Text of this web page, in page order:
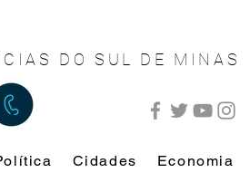
DO SUL DE MINAS
Cidades Economia